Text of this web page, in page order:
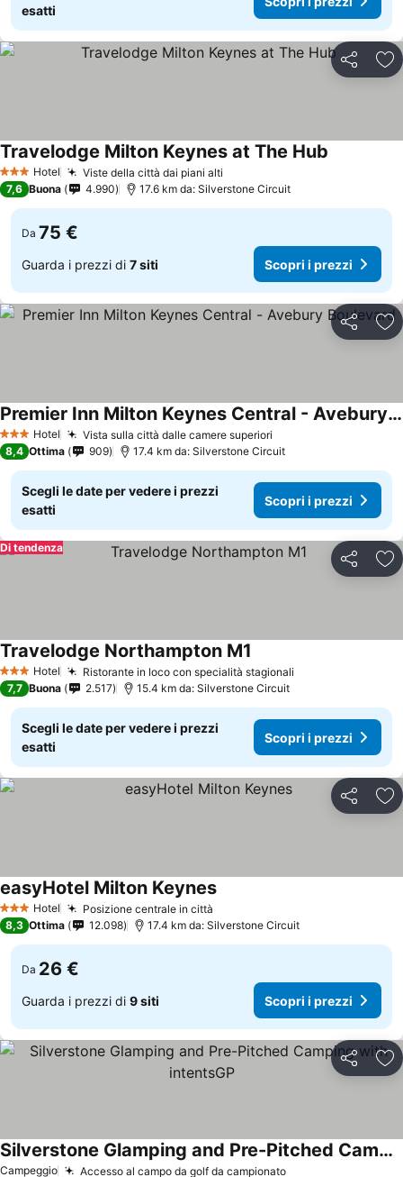
esatti
Condividi
3 StelleHotel Viste della città dai piani alti
Travelodge Milton Keynes at The Hub
7,6 Buona 4.990 17.6 km da: Silverstone Circuit
Da 75 €
Guarda i prezzi di 7 siti Scopri i prezzi
Condividi
3 StelleHotel Vista sulla città dalle camere superiori
Premier Inn Milton Keynes Central - Avebury Boulevard
8,4 Ottima 909 17.4 km da: Silverstone Circuit
Scegli le date per vedere i prezzi
esatti
Scopri i prezzi
Condividi
Di tendenza
3 StelleHotel Ristorante in loco con specialità stagionali
Travelodge Northampton M1
7,7 Buona 2.517 15.4 km da: Silverstone Circuit
Scegli le date per vedere i prezzi
esatti
Scopri i prezzi
Condividi
3 StelleHotel Posizione centrale in città
easyHotel Milton Keynes
8,3 Ottima 12.098 17.4 km da: Silverstone Circuit
Da 26 €
Guarda i prezzi di 9 siti Scopri i prezzi
Condividi
Campeggio Accesso al campo da golf da campionato
Silverstone Glamping and Pre-Pitched Camping with intentsGP